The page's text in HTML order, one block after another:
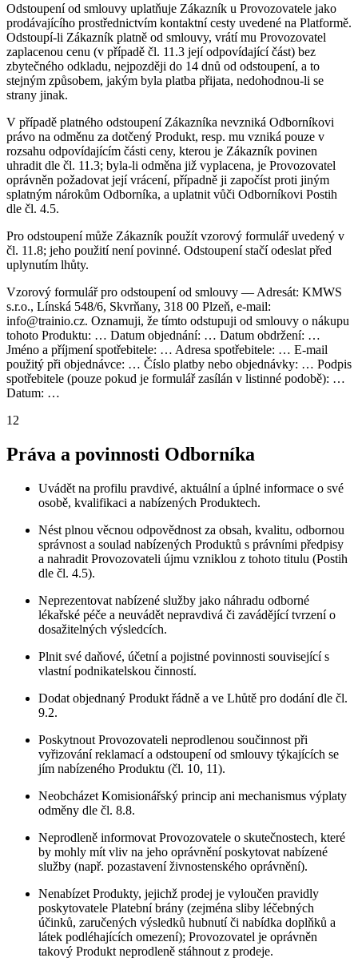
Odstoupení od smlouvy uplatňuje Zákazník u Provozovatele jako
prodávajícího prostřednictvím kontaktní cesty uvedené na Platformě.
Odstoupí-li Zákazník platně od smlouvy, vrátí mu Provozovatel
zaplacenou cenu (v případě čl. 11.3 její odpovídající část) bez
zbytečného odkladu, nejpozději do 14 dnů od odstoupení, a to
stejným způsobem, jakým byla platba přijata, nedohodnou-li se
strany jinak.
V případě platného odstoupení Zákazníka nevzniká Odborníkovi
právo na odměnu za dotčený Produkt, resp. mu vzniká pouze v
rozsahu odpovídajícím části ceny, kterou je Zákazník povinen
uhradit dle čl. 11.3; byla-li odměna již vyplacena, je Provozovatel
oprávněn požadovat její vrácení, případně ji započíst proti jiným
splatným nárokům Odborníka, a uplatnit vůči Odborníkovi Postih
dle čl. 4.5.
Pro odstoupení může Zákazník použít vzorový formulář uvedený v
čl. 11.8; jeho použití není povinné. Odstoupení stačí odeslat před
uplynutím lhůty.
Vzorový formulář pro odstoupení od smlouvy — Adresát: KMWS
s.r.o., Línská 548/6, Skvrňany, 318 00 Plzeň, e-mail:
info@trainio.cz. Oznamuji, že tímto odstupuji od smlouvy o nákupu
tohoto Produktu: … Datum objednání: … Datum obdržení: …
Jméno a příjmení spotřebitele: … Adresa spotřebitele: … E-mail
použitý při objednávce: … Číslo platby nebo objednávky: … Podpis
spotřebitele (pouze pokud je formulář zasílán v listinné podobě): …
Datum: …
12
Práva a povinnosti Odborníka
Uvádět na profilu pravdivé, aktuální a úplné informace o své
osobě, kvalifikaci a nabízených Produktech.
Nést plnou věcnou odpovědnost za obsah, kvalitu, odbornou
správnost a soulad nabízených Produktů s právními předpisy
a nahradit Provozovateli újmu vzniklou z tohoto titulu (Postih
dle čl. 4.5).
Neprezentovat nabízené služby jako náhradu odborné
lékařské péče a neuvádět nepravdivá či zavádějící tvrzení o
dosažitelných výsledcích.
Plnit své daňové, účetní a pojistné povinnosti související s
vlastní podnikatelskou činností.
Dodat objednaný Produkt řádně a ve Lhůtě pro dodání dle čl.
9.2.
Poskytnout Provozovateli neprodlenou součinnost při
vyřizování reklamací a odstoupení od smlouvy týkajících se
jím nabízeného Produktu (čl. 10, 11).
Neobcházet Komisionářský princip ani mechanismus výplaty
odměny dle čl. 8.8.
Neprodleně informovat Provozovatele o skutečnostech, které
by mohly mít vliv na jeho oprávnění poskytovat nabízené
služby (např. pozastavení živnostenského oprávnění).
Nenabízet Produkty, jejichž prodej je vyloučen pravidly
poskytovatele Platební brány (zejména sliby léčebných
účinků, zaručených výsledků hubnutí či nabídka doplňků a
látek podléhajících omezení); Provozovatel je oprávněn
takový Produkt neprodleně stáhnout z prodeje.